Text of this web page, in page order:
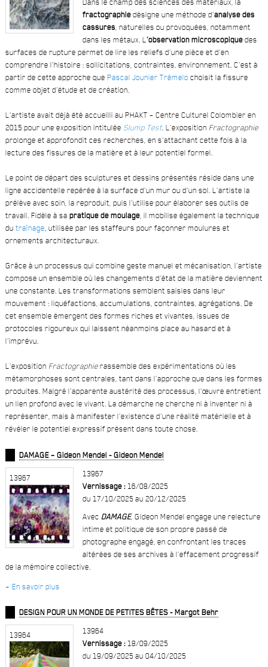
fractographiedésigne une méthode d’analyse des
cassures , naturelles ou provoquées, notamment
dans les métaux. L ’observation microscopiquedes
surfaces de rupture permet de lire les reliefs d’une pièce et d’en
comprendre l’histoire : sollicitations, contraintes, environnement. C’est à
partir de cette approche que Pascal Jounier Trémelo choisit la fissure
comme objet d’étude et de création.
L’artiste avait déjà été accueilli au PHAKT – Centre Culturel Colombier en
2015 pour une exposition intitulée Slump Test. L’exposition Fractographie
prolonge et approfondit ces recherches, en s’attachant cette fois à la
lecture des fissures de la matière et à leur potentiel formel.
Le point de départ des sculptures et dessins présentés réside dans une
ligne accidentelle repérée à la surface d’un mur ou d’un sol. L’artiste la
prélève avec soin, la reproduit, puis l’utilise pour élaborer ses outils de
travail. Fidèle à sa pratique de moulage, il mobilise également la technique
du traînage , utilisée par les staffeurs pour façonner moulures et
ornements architecturaux.
Grâce à un processus qui combine geste manuel et mécanisation, l’artiste
compose un ensemble où les changements d’état de la matière deviennent
une constante. Les transformations semblent saisies dans leur
mouvement : liquéfactions, accumulations, contraintes, agrégations. De
cet ensemble émergent des formes riches et vivantes, issues de
protocoles rigoureux qui laissent néanmoins place au hasard et à
l’imprévu.
L’exposition Fractographierassemble des expérimentations où les
métamorphoses sont centrales, tant dans l’approche que dans les formes
produites. Malgré l’apparente austérité des processus, l’œuvre entretient
un lien profond avec le vivant. La démarche ne cherche ni à inventer ni à
représenter, mais à manifester l’existence d’une réalité matérielle et à
révéler le potentiel expressif présent dans toute chose.
DAMAGE – Gideon Mendel - Gideon Mendel
13967
13967
Vernissage : 16/08/2025
du 17/10/2025 au 20/12/2025
Avec DAMAGE, Gideon Mendel engage une relecture
intime et politique de son propre passé de
photographe engagé, en confrontant les traces
altérées de ses archives à l’effacement progressif
de la mémoire collective.
+ En savoir plus
DESIGN POUR UN MONDE DE PETITES BÊTES - Margot Behr
13964
13964
Vernissage : 18/09/2025
du 19/09/2025 au 04/10/2025